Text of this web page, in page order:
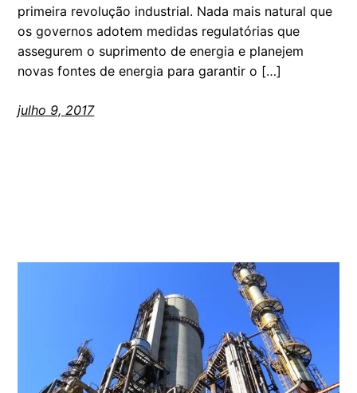
primeira revolução industrial. Nada mais natural que
os governos adotem medidas regulatórias que
assegurem o suprimento de energia e planejem
novas fontes de energia para garantir o […]
julho 9, 2017